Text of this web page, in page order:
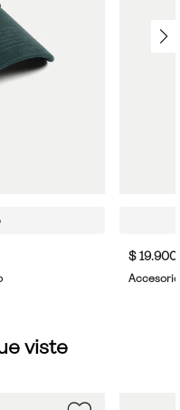
$ 19.900
viste